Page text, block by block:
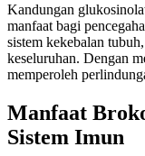
Kandungan
manfaat bagi
sistem kekebalan
keseluruhan. Dengan
memperoleh
Manfaat
Sistem Imun